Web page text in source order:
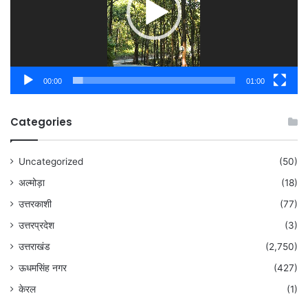
00:00 01:00
Categories
Uncategorized
(50)
अल्मोड़ा
(18)
उत्तरकाशी
(77)
उत्तरप्रदेश
(3)
उत्तराखंड
(2,750)
ऊधमसिंह नगर
(427)
केरल
(1)